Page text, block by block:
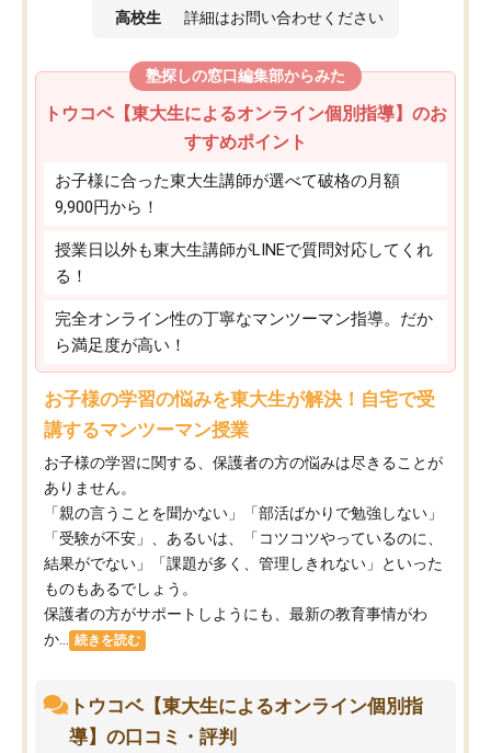
高校生 詳細はお問い合わせください
塾探しの窓口編集部からみた
トウコベ【東大生によるオンライン個別指導】のお
すすめポイント
お子様に合った東大生講師が選べて破格の月額
9,900円から！
授業日以外も東大生講師がLINEで質問対応してくれ
る！
完全オンライン性の丁寧なマンツーマン指導。だか
ら満足度が高い！
お子様の学習の悩みを東大生が解決！自宅で受
講するマンツーマン授業
お子様の学習に関する、保護者の方の悩みは尽きることが
ありません。
「親の言うことを聞かない」「部活ばかりで勉強しない」
「受験が不安」、あるいは、「コツコツやっているのに、
結果がでない」「課題が多く、管理しきれない」といった
ものもあるでしょう。
保護者の方がサポートしようにも、最新の教育事情がわ
か...
続きを読む
トウコベ【東大生によるオンライン個別指
導】の口コミ・評判